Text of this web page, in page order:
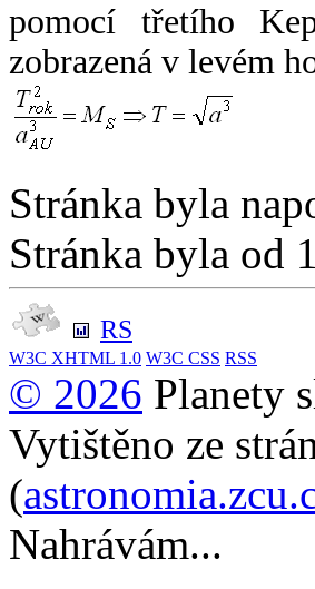
pomocí třetího
zobrazená v levém
Stránka byla
Stránka byla od
RS
W3C XHTML 1.0 W3C CSS RSS
© 2026 Planety
Vytištěno ze
(
Nahrávám...